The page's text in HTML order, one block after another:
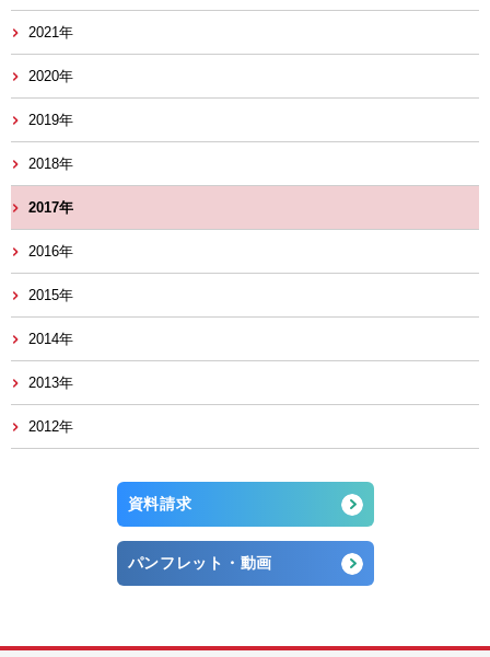
2021年
2020年
2019年
2018年
2017年
2016年
2015年
2014年
2013年
2012年
資料請求
パンフレット・動画